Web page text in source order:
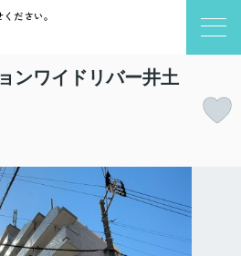
ださい。
ンワイドリバー井土